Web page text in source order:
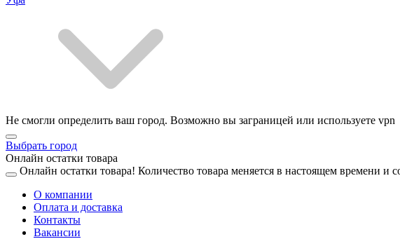
Не смогли определить ваш город. Возможно вы заграницей или используете vpn
Выбрать город
Онлайн остатки товара
Онлайн остатки товара! Количество товара меняется в настоящем времени и
О компании
Оплата и доставка
Контакты
Вакансии